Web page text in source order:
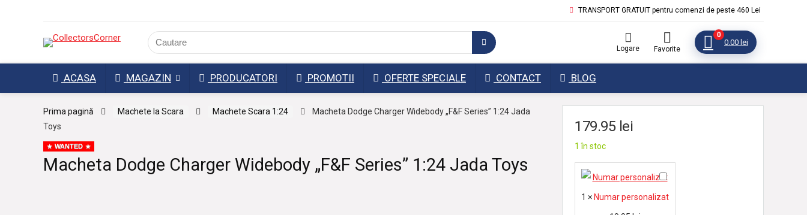
TRANSPORT GRATUIT pentru comenzi de peste 460 Lei
Logare Favorite
0
0.00 lei
ACASA MAGAZIN PRODUCATORI PROMOTII OFERTE SPECIALE CONTACT BLOG
Prima pagină Machete la Scara Machete Scara 1:24
Macheta Dodge Charger Widebody „F&F Series” 1:24 Jada
Toys
WANTED
Macheta Dodge Charger Widebody „F&F Series” 1:24 Jada Toys
179.95 lei
1 în stoc
N
u
1 × Numar personalizat